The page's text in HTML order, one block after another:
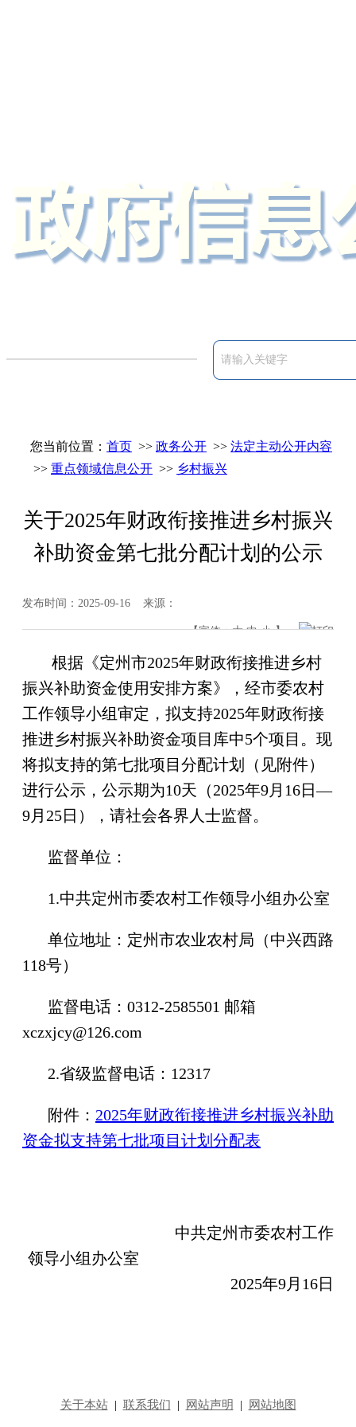
您当前位置： 首页 >> 政务公开 >> 法定主动公开内容
>> 重点领域信息公开 >> 乡村振兴
关于2025年财政衔接推进乡村振兴
补助资金第七批分配计划的公示
发布时间：2025-09-16 来源：
【字体：大 中 小】 打印
根据《定州市2025年财政衔接推进乡村
振兴补助资金使用安排方案》，经市委农村
工作领导小组审定 ，拟支持2025年财政衔接
推进乡村振兴补助资金项目库中5个项目。 现
将拟支持的第七批项目分配计划（见附件）
进行公示，公示期为10天（2025年9月16日—
9月25日），请社会各界人士监督。
监督单位：
1.中共定州市委农村工作领导小组办公室
单位地址：定州市农业农村局（中兴西路
118号）
监督电话：0312-2585501 邮箱
xczxjcy@126.com
2.省级监督电话：12317
附件： 2025年财政衔接推进乡村振兴补助
资金拟支持第七批项目计划分配表
中共定州市委农村工作
领导小组办公室
2025年9月16日